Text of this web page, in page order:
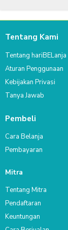
Tentang Kami
Tentang hariBELanja
Aturan Penggunaan
Kebijakan Privasi
Tanya Jawab
Pembeli
Cara Belanja
Pembayaran
Mitra
Tentang Mitra
Pendaftaran
Keuntungan